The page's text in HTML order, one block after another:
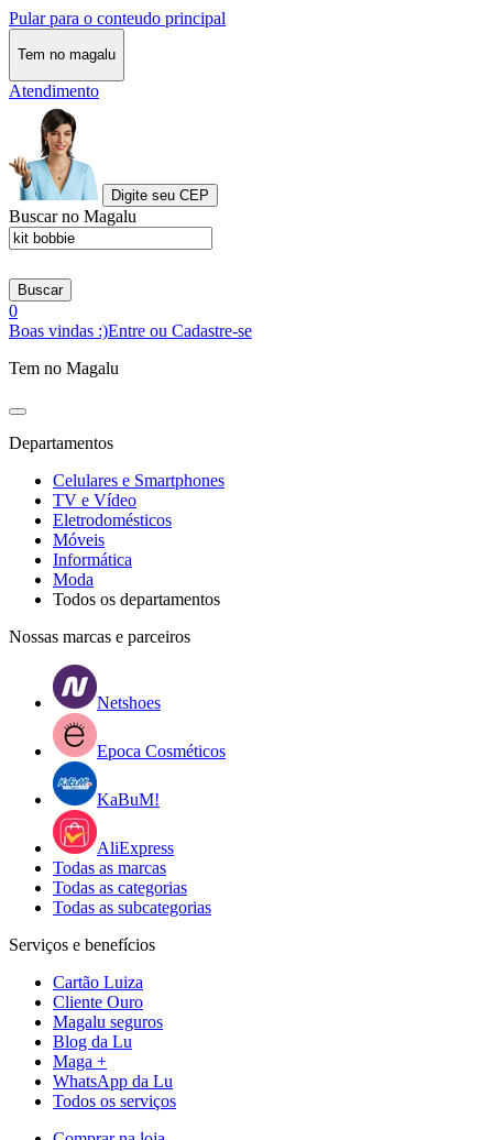
Pular para o conteudo principal
Tem no magalu
Atendimento
Digite seu CEP
Buscar no Magalu
Buscar
0
Boas vindas :)Entre ou Cadastre-se
Tem no Magalu
Departamentos
Celulares e Smartphones
TV e Vídeo
Eletrodomésticos
Móveis
Informática
Moda
Todos os departamentos
Nossas marcas e parceiros
Netshoes
Epoca Cosméticos
KaBuM!
AliExpress
Todas as marcas
Todas as categorias
Todas as subcategorias
Serviços e benefícios
Cartão Luiza
Cliente Ouro
Magalu seguros
Blog da Lu
Maga +
WhatsApp da Lu
Todos os serviços